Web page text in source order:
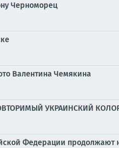
Черноморец
Валентина Чемякина
УКРАИНСКИЙ
Федерации продолжают